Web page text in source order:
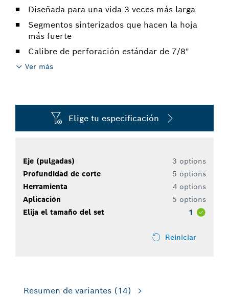
Diseñada para una vida 3 veces más larga
Segmentos sinterizados que hacen la hoja
más fuerte
Calibre de perforación estándar de 7/8"
Ver más
Elige tu especificación
Eje (pulgadas)
3 options
Profundidad de corte
5 options
Herramienta
4 options
Aplicación
5 options
Elija el tamaño del set
1
Reiniciar
Resumen de variantes (14)